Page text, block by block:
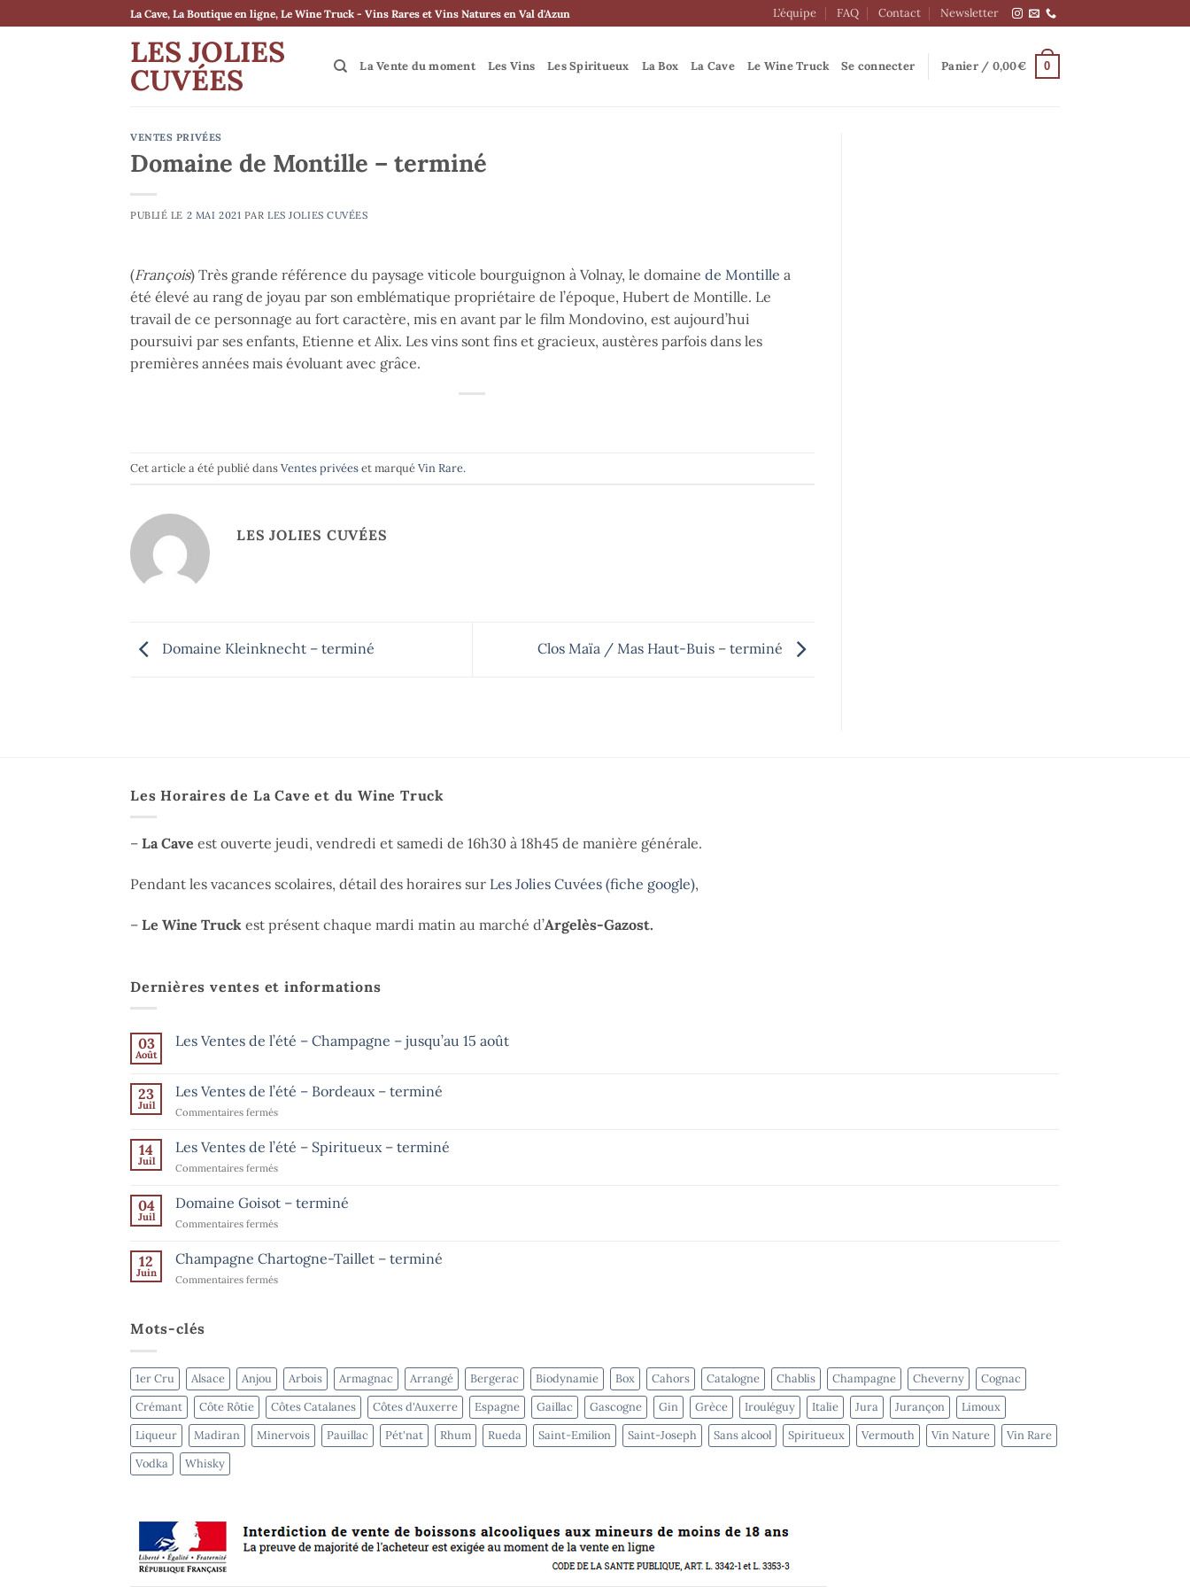
au
La Cave, La Boutique en ligne, Le Wine Truck - Vins Rares et Vins Natures en Val d'Azun L’équipe FAQ Contact Newsletter
LES JOLIES
CUVÉES La Vente du moment Les Vins Les Spiritueux La Box La Cave Le Wine Truck Se connecter Panier / 0,00€ 0
VENTES PRIVÉES
Domaine de Montille – terminé
PUBLIÉ LE 2 MAI 2021 PARLES JOLIES CUVÉES
(François) Très grande référence du paysage viticole bourguignon à Volnay, le domaine de Montille a
été élevé au rang de joyau par son emblématique propriétaire de l’époque, Hubert de Montille. Le
travail de ce personnage au fort caractère, mis en avant par le film Mondovino, est aujourd’hui
poursuivi par ses enfants, Etienne et Alix. Les vins sont fins et gracieux, austères parfois dans les
premières années mais évoluant avec grâce.
Cet article a été publié dansVentes privéeset marquéVin Rare.
LES JOLIES CUVÉES
Domaine Kleinknecht – terminé Clos Maïa / Mas Haut-Buis – terminé
Les Horaires de La Cave et du Wine Truck
– La Cave est ouverte jeudi, vendredi et samedi de 16h30 à 18h45 de manière générale.
Pendant les vacances scolaires, détail des horaires sur Les Jolies Cuvées (fiche google),
– Le Wine Truck est présent chaque mardi matin au marché d’Argelès-Gazost.
Dernières ventes et informations
03
Août
Les Ventes de l’été – Champagne – jusqu’au 15 août
Les
de
–
Champagne
–
jusqu’au
août
23
Juil
Les Ventes de l’été – Bordeaux – terminé
Commentaires ferméssur
Ventes
de
l’été
Bordeaux
14
Juil
Les Ventes de l’été – Spiritueux – terminé
Commentaires ferméssur
Ventes
de
l’été
Spiritueux
04
Juil
Domaine Goisot – terminé
Commentaires ferméssur
Goisot
–
terminé
12
Juin
Champagne Chartogne-Taillet – terminé
Commentaires ferméssur
Mots-clés
1er Cru Alsace Anjou Arbois Armagnac Arrangé Bergerac Biodynamie Box Cahors Catalogne Chablis Champagne Cheverny
Cognac
Crémant
Côte Rôtie Côtes Catalanes Côtes d'Auxerre Espagne Gaillac Gascogne Gin Grèce Irouléguy Italie Jura Jurançon
Limoux
Liqueur
Madiran Minervois Pauillac Pét'nat Rhum Rueda Saint-Emilion Saint-Joseph Sans alcool Spiritueux Vermouth Vin Nature
Vin Rare
Vodka
Whisky